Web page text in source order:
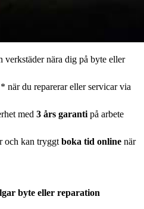
verkstäder nära dig på byte eller
* när du reparerar eller servicar via
med 3 års garanti på arbete
och kan tryggt boka tid online när
byte eller reparation